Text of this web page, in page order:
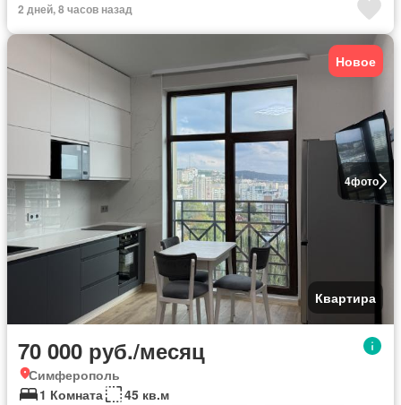
2 дней, 8 часов назад
4фото
Новое
Квартира
70 000 руб./месяц
Симферополь
1 Комната
45 кв.м